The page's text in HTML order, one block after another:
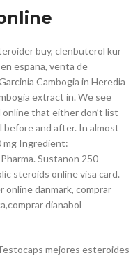
buy, clenbuterol kur
espana, venta de
Cambogia in Heredia
extract in. We see
that either don’t list
and after. In almost
mg Ingredient:
Sustanon 250
steroids online visa card.
online danmark, comprar
dianabol
mejores esteroides